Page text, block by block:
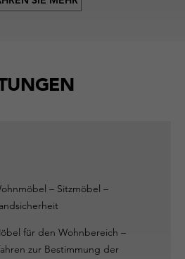
– Sitzmöbel –
für den Wohnbereich –
zur Bestimmung der